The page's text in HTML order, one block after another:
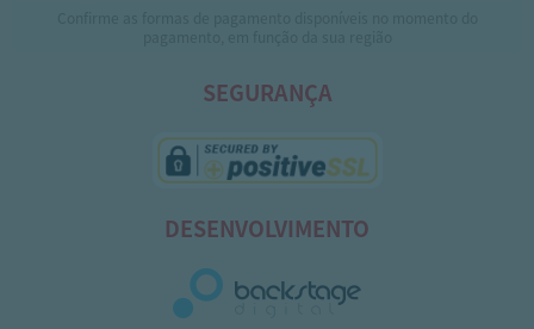
SEGURANÇA
DESENVOLVIMENTO